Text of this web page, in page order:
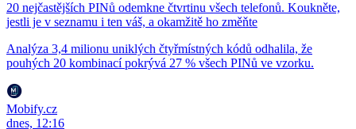
20 nejčastějších PINů odemkne čtvrtinu všech telefonů. Koukněte,
jestli je v seznamu i ten váš, a okamžitě ho změňte
Analýza 3,4 milionu uniklých čtyřmístných kódů odhalila, že
pouhých 20 kombinací pokrývá 27 % všech PINů ve vzorku.
Mobify.cz
dnes, 12:16